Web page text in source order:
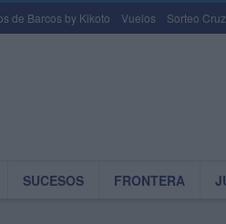
de Barcos by Kikoto Vuelos Sorteo
SUCESOS FRONTERA